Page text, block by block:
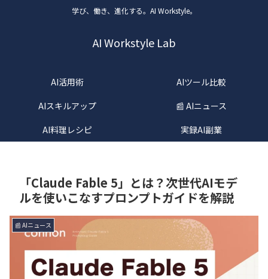
学び、働き、進化する。AI Workstyle。
AI Workstyle Lab
AI活用術
AIツール比較
AIスキルアップ
📰 AIニュース
AI料理レシピ
実録AI副業
「Claude Fable 5」とは？次世代AIモデ
ルを使いこなすプロンプトガイドを解説
📰 AIニュース